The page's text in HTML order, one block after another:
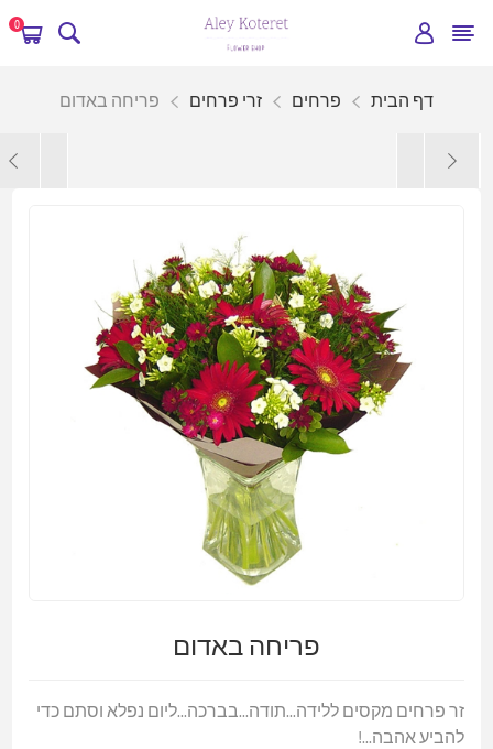
0
דף הבית פרחים זרי פרחים פריחה באדום
פריחה באדום
זר פרחים מקסים ללידה...תודה...בברכה...ליום נפלא וסתם כדי
להביע אהבה...!